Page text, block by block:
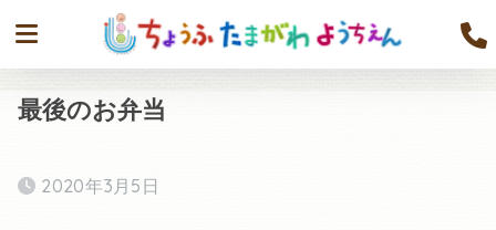
最後のお弁当
2020年3月5日